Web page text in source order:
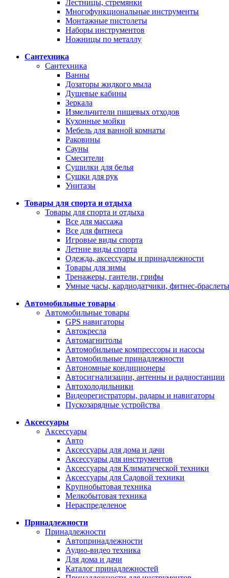
Лестницы, стремянки
Многофункциональные инструменты
Монтажные пистолеты
Наборы инструментов
Ножницы по металлу
Сантехника
Сантехника
Ванны
Дозаторы жидкого мыла
Душевые кабины
Зеркала
Измельчители пищевых отходов
Кухонные мойки
Мебель для ванной комнаты
Раковины
Сауны
Смесители
Сушилки для белья
Сушки для рук
Унитазы
Товары для спорта и отдыха
Товары для спорта и отдыха
Все для массажа
Все для фитнеса
Игровые виды спорта
Летние виды спорта
Одежда, аксессуары и принадлежности
Товары для зимы
Тренажеры, гантели, грифы
Умные часы, кардиодатчики, фитнес-браслеты
Автомобильные товары
Автомобильные товары
GPS навигаторы
Автокресла
Автомагнитолы
Автомобильные компрессоры и насосы
Автомобильные принадлежности
Автономные кондиционеры
Автосигнализации, антенны и радиостанции
Автохолодильники
Видеорегистраторы, радары и навигаторы
Пускозарядные устройства
Аксессуары
Аксессуары
Авто
Аксессуары для дома и дачи
Аксессуары для инструментов
Аксессуары для Климатической техники
Аксессуары для Садовой техники
Крупнобытовая техника
Мелкобытовая техника
Нераспределеное
Принадлежности
Принадлежности
Автопринадлежности
Аудио-видео техника
Для дома и дачи
Каталог принадлежностей